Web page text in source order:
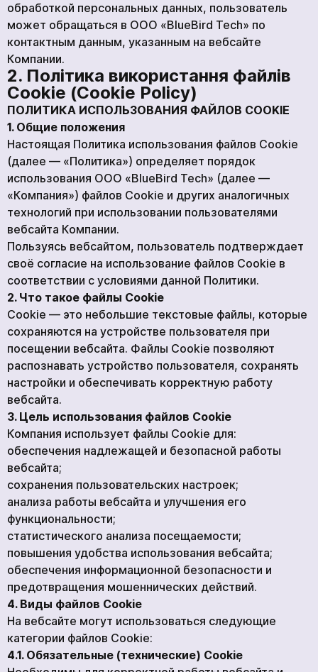
обработкой персональных данных, пользователь
может обращаться в ООО «BlueBird Tech» по
контактным данным, указанным на вебсайте
Компании.
2. Політика використання файлів
Cookie (Cookie Policy)
ПОЛИТИКА ИСПОЛЬЗОВАНИЯ ФАЙЛОВ COOKIE
1. Общие положения
Настоящая Политика использования файлов Cookie
(далее — «Политика») определяет порядок
использования ООО «BlueBird Tech» (далее —
«Компания») файлов Cookie и других аналогичных
технологий при использовании пользователями
вебсайта Компании.
Пользуясь вебсайтом, пользователь подтверждает
своё согласие на использование файлов Cookie в
соответствии с условиями данной Политики.
2. Что такое файлы Cookie
Cookie — это небольшие текстовые файлы, которые
сохраняются на устройстве пользователя при
посещении вебсайта. Файлы Cookie позволяют
распознавать устройство пользователя, сохранять
настройки и обеспечивать корректную работу
вебсайта.
3. Цель использования файлов Cookie
Компания использует файлы Cookie для:
обеспечения надлежащей и безопасной работы
вебсайта;
сохранения пользовательских настроек;
анализа работы вебсайта и улучшения его
функциональности;
статистического анализа посещаемости;
повышения удобства использования вебсайта;
обеспечения информационной безопасности и
предотвращения мошеннических действий.
4. Виды файлов Cookie
На вебсайте могут использоваться следующие
категории файлов Cookie:
4.1. Обязательные (технические) Cookie